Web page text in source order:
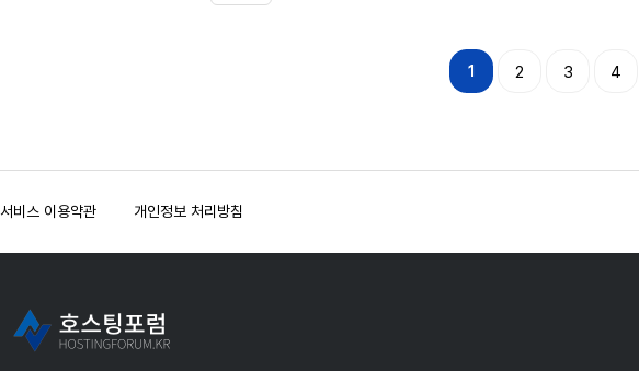
1 2 3 4
맨끝
서비스 이용약관 개인정보 처리방침